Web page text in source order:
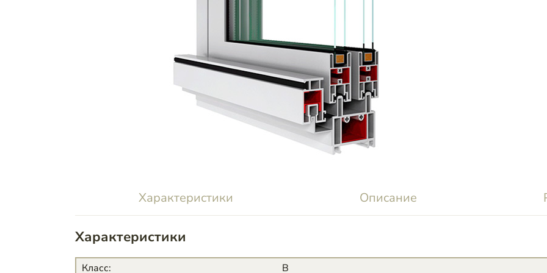
Характеристики Описание
Характеристики
Класс: B